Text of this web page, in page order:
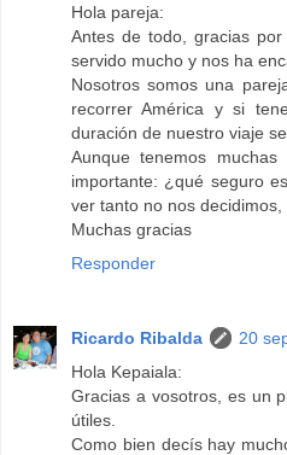
Hola pareja:
Antes de todo, gracias
servido mucho y nos ha
Nosotros somos una
recorrer América y si
duración de nuestro viaje
Aunque tenemos
importante: ¿qué seguro
ver tanto no nos
Muchas gracias
Responder
Ricardo Ribalda
20
Hola Kepaiala:
Gracias a vosotros, es un
útiles.
Como bien decís hay